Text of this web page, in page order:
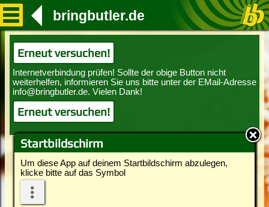
Startbildschirm
Um diese App auf deinem Startbildschirm abzulegen,
klicke bitte auf das Symbol
bringbutler.de
Erneut versuchen!
Erneut versuchen!